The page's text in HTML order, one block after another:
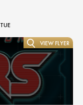
TUE
VIEW FLYER